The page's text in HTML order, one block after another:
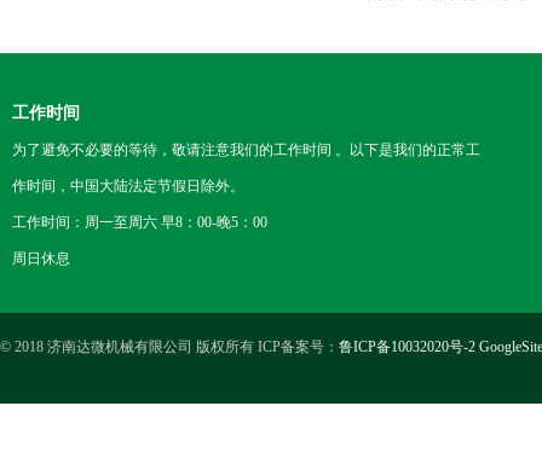
工作时间
为了避免不必要的等待，敬请注意我们的工作时间 。以下是我们的正常工
作时间，中国大陆法定节假日除外。
工作时间：周一至周六 早8：00-晚5：00
周日休息
© 2018 济南达微机械有限公司 版权所有 ICP备案号： 鲁ICP备10032020号-2